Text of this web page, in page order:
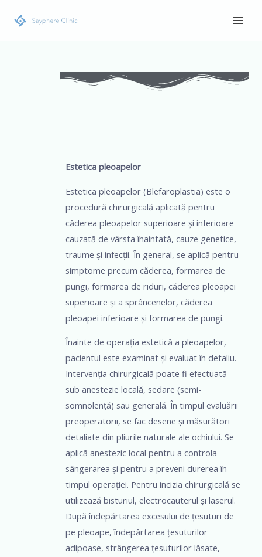
Estetica pleoapelor
Estetica pleoapelor (Blefaroplastia) este o
procedură chirurgicală aplicată pentru
căderea pleoapelor superioare și inferioare
cauzată de vârsta înaintată, cauze genetice,
traume și infecții. În general, se aplică pentru
simptome precum căderea, formarea de
pungi, formarea de riduri, căderea pleoapei
superioare și a sprâncenelor, căderea
pleoapei inferioare și formarea de pungi.
Înainte de operația estetică a pleoapelor,
pacientul este examinat și evaluat în detaliu.
Intervenția chirurgicală poate fi efectuată
sub anestezie locală, sedare (semi-
somnolență) sau generală. În timpul evaluării
preoperatorii, se fac desene și măsurători
detaliate din pliurile naturale ale ochiului. Se
aplică anestezic local pentru a controla
sângerarea și pentru a preveni durerea în
timpul operației. Pentru incizia chirurgicală se
utilizează bisturiul, electrocauterul și laserul.
După îndepărtarea excesului de țesuturi de
pe pleoape, îndepărtarea țesuturilor
adipoase, strângerea țesuturilor lăsate,
în
articole